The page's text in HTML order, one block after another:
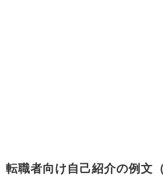
転職者向け自己紹介の例文